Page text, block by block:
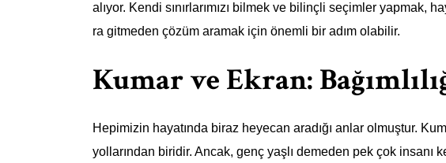
alıyor. Kendi sınırlarımızı bilmek ve bilinçli seçimler yapmak,
ra gitmeden çözüm aramak için önemli bir adım olabilir.
Kumar ve Ekran:
Hepimizin hayatında biraz heyecan aradığı anlar olmuştur.
yollarından biridir. Ancak, genç yaşlı demeden pek çok insanı